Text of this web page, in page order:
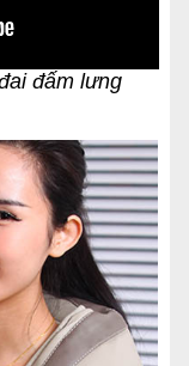
đấm lưng